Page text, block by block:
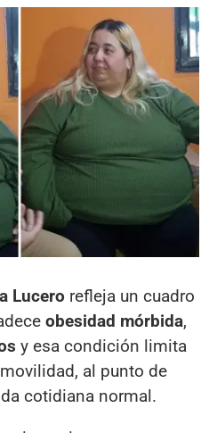
Lucero refleja un cuadro
obesidad mórbida,
y esa condición limita
al punto de
cotidiana normal.